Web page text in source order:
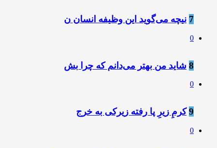
7 نیچه می‌گوید این وظیفه انسان ن
0
8 شاید من بهتر می‌دانم که چرا بش
0
9 کرمِ زیرِ پا رفته زیرکی به خرج
0